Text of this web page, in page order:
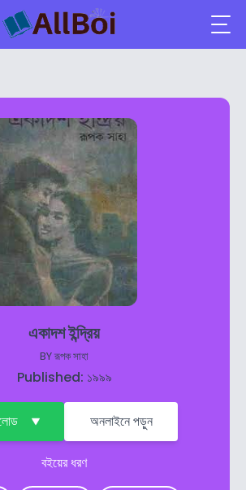
একাদশ ইন্দ্রিয়
BYরূপক সাহা
Published: ১৯৯৯
অনলাইনে পড়ুন
বইয়ের ধরণ